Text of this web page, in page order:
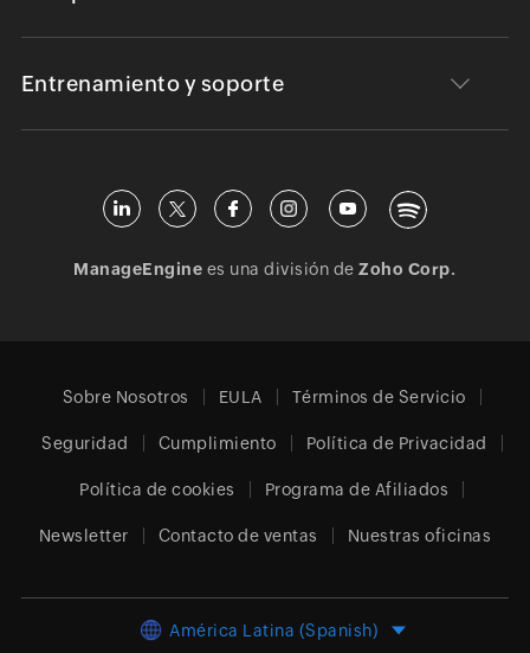
Entrenamiento y soporte
ManageEngine es una división deZoho Corp.
Sobre Nosotros EULA Términos de Servicio
Seguridad Cumplimiento Política de Privacidad
Política de cookies Programa de Afiliados
Newsletter Contacto de ventas Nuestras oficinas
América Latina (Spanish)